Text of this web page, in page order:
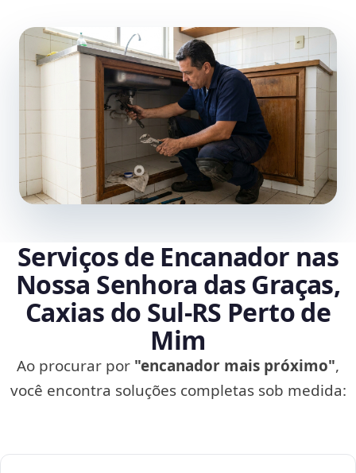
Serviços de Encanador nas
Nossa Senhora das Graças,
Caxias do Sul‑RS Perto de
Mim
Ao procurar por "encanador mais próximo",
você encontra soluções completas sob medida: